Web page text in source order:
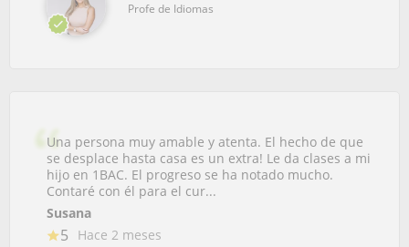
Profe de Idiomas
Una persona muy amable y atenta. El hecho de que
se desplace hasta casa es un extra! Le da clases a mi
hijo en 1BAC. El progreso se ha notado mucho.
Contaré con él para el cur...
Susana
5 Hace 2 meses